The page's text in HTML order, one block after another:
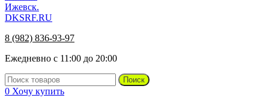
8 (982) 836-93-97
Ежедневно с 11:00 до 20:00
Поиск
0 Хочу купить